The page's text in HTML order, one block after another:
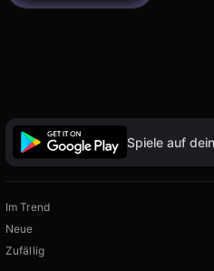
Spiele auf
Im Trend
Neue
Zufällig